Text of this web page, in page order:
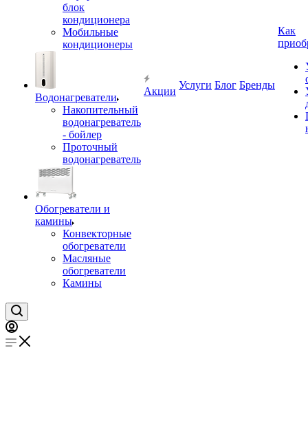
блок
кондиционера
Мобильные
кондиционеры
Водонагреватели
Накопительный
водонагреватель
- бойлер
Проточный
водонагреватель
Обогреватели и
камины
Конвекторные
обогреватели
Масляные
обогреватели
Камины
Акции
Услуги Блог Бренды
Как